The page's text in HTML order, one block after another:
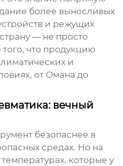
более выносливых
и режущих
— не просто
что продукцию
и
от Омана до
вечный
безопаснее в
средах. Но на
которые у